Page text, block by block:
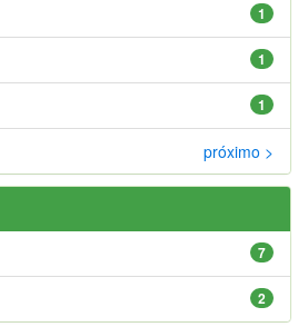
1
1
1
próximo >
7
2